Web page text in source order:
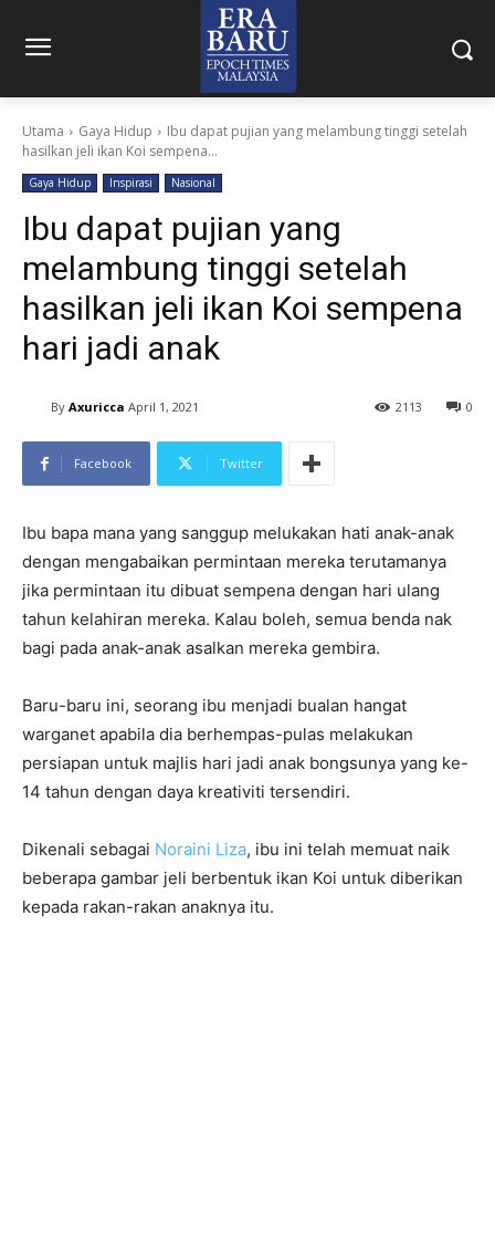
Utama Gaya Hidup
Ibu dapat pujian yang melambung tinggi setelah
hasilkan jeli ikan Koi sempena...
Gaya Hidup Inspirasi Nasional
Ibu dapat pujian yang
melambung tinggi setelah
hasilkan jeli ikan Koi sempena
hari jadi anak
By Axuricca April 1, 2021 0
2113
Facebook Twitter
Ibu bapa mana yang sanggup melukakan hati anak-anak
dengan mengabaikan permintaan mereka terutamanya
jika permintaan itu dibuat sempena dengan hari ulang
tahun kelahiran mereka. Kalau boleh, semua benda nak
bagi pada anak-anak asalkan mereka gembira.
Baru-baru ini, seorang ibu menjadi bualan hangat
warganet apabila dia berhempas-pulas melakukan
persiapan untuk majlis hari jadi anak bongsunya yang ke-
14 tahun dengan daya kreativiti tersendiri.
Dikenali sebagai Noraini Liza, ibu ini telah memuat naik
beberapa gambar jeli berbentuk ikan Koi untuk diberikan
kepada rakan-rakan anaknya itu.